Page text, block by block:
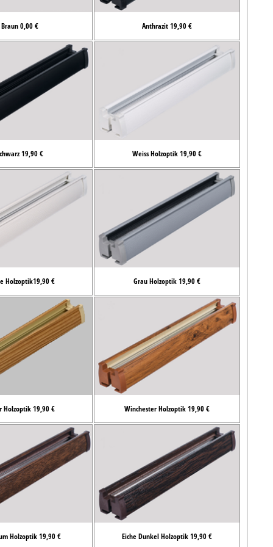
Braun 0,00 € Anthrazit 19,90 €
19,90 € Weiss Holzoptik 19,90 €
Holzoptik19,90 € Grau Holzoptik 19,90 €
Holzoptik 19,90 € Winchester Holzoptik 19,90 €
Holzoptik 19,90 € Eiche Dunkel Holzoptik 19,90 €